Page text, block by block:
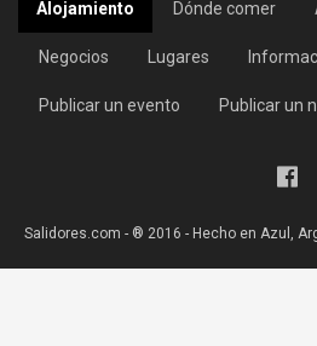
Alojamiento Dónde comer
Negocios Lugares
Publicar un evento Publicar un
Salidores.com - ® 2016 - Hecho en Azul,